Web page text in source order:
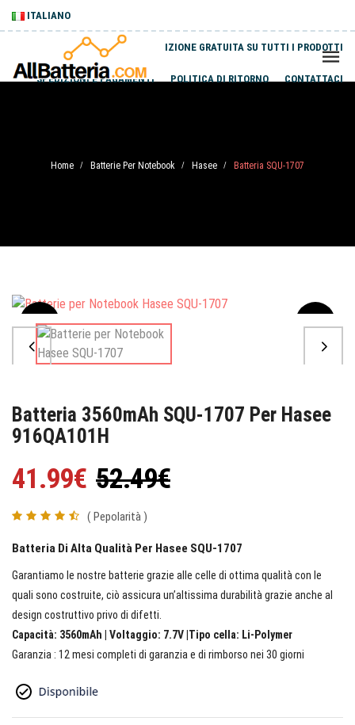
ITALIANO
SPEDIZIONE GRATUITA SU TUTTI I PRODOTTI
SPEDIZIONI E PAGAMENTI POLITICA DI RITORNO CONTATTACI
Home / Batterie Per Notebook / Hasee / Batteria SQU-1707
Sale
Batteria 3560mAh SQU-1707 Per Hasee
916QA101H
41.99€ 52.49€
( Pepolarità )
Batteria Di Alta Qualità Per Hasee SQU-1707
Garantiamo le nostre batterie grazie alle celle di ottima qualità con le
quali sono costruite, ciò assicura un’altissima durabilità grazie anche al
design costruttivo privo di difetti.
Capacità: 3560mAh | Voltaggio: 7.7V |Tipo cella: Li-Polymer
Garanzia : 12 mesi completi di garanzia e di rimborso nei 30 giorni